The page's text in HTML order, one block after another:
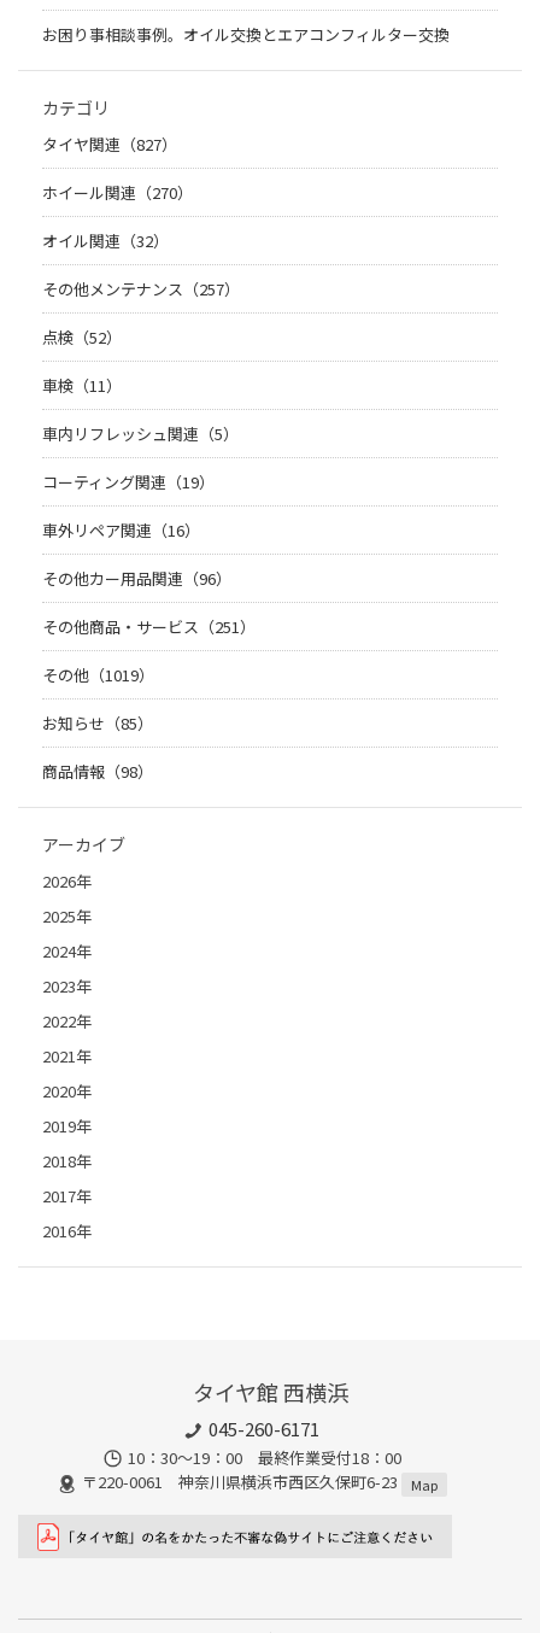
お困り事相談事例。オイル交換とエアコンフィルター交換
カテゴリ
タイヤ関連（827）
ホイール関連（270）
オイル関連（32）
その他メンテナンス（257）
点検（52）
車検（11）
車内リフレッシュ関連（5）
コーティング関連（19）
車外リペア関連（16）
その他カー用品関連（96）
その他商品・サービス（251）
その他（1019）
お知らせ（85）
商品情報（98）
アーカイブ
2026年
2025年
2024年
2023年
2022年
2021年
2020年
2019年
2018年
2017年
2016年
タイヤ館 西横浜
045-260-6171
10：30～19：00 最終作業受付18：00
〒220-0061 神奈川県横浜市西区久保町6-23
Map